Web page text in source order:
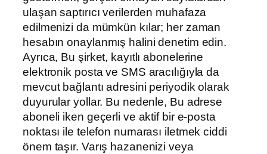
ulaşan saptırıcı verilerden muhafaza
edilmenizi da mümkün kılar; her zaman
hesabın onaylanmış halini denetim edin.
Ayrıca, Bu şirket, kayıtlı abonelerine
elektronik posta ve SMS aracılığıyla da
mevcut bağlantı adresini periyodik olarak
duyurular yollar. Bu nedenle, Bu adrese
aboneli iken geçerli ve aktif bir e-posta
noktası ile telefon numarası iletmek ciddi
önem taşır. Varış hazanenizi veya